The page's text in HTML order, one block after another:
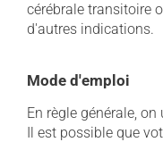
cérébrale transitoire
d'autres indications.
Mode d'emploi
En règle générale,
Il est possible que